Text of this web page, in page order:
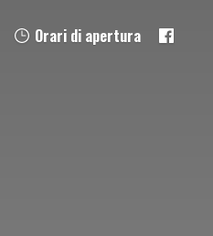
Orari di apertura